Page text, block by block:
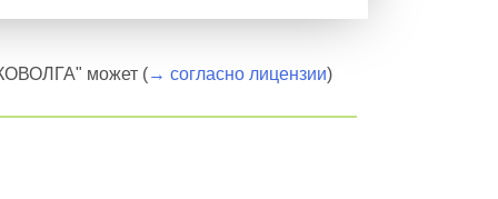
может (→ согласно лицензии)